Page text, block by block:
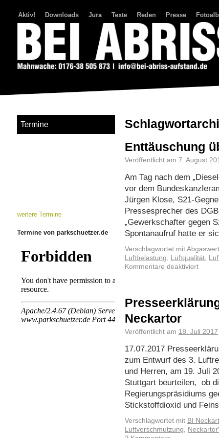
Aktiv! Downloads Jura Texte Reden Presse
Enttäuschung
Veröffentlicht am 7. August
Am Tag nach dem
vor dem
Jürgen Klose, S21-
Pressesprecher des
„Gewerkschafter gegen
Spontanaufruf hatte er
Verschlagwortet mit
Luftbelastung, Luftqualität,
Kommentare deaktiviert
Neckartor
Veröffentlicht am 18. Juli 2017
17.07.2017
zum Entwurf des 3.
und Herren, am 19. Juli
Stuttgart beurteilen, ob
Regierungspräsidiums
Stickstoffdioxid und
Verschlagwortet mit BI
Luftverschmutzung,
Termine
weitere Termine
Termine von parkschuetzer.de